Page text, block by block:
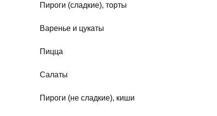
Пироги (сладкие), торты
Варенье и цукаты
Пицца
Салаты
Пироги (не сладкие), киши